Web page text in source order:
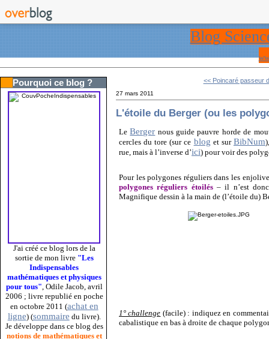
Blog
Pourquoi ce blog ?
J'ai créé ce blog lors de la
sortie de mon livre "Les
Indispensables
mathématiques et physiques
pour tous", Odile Jacob, avril
2006 ; livre republié en poche
en octobre 2011 (achat en
ligne) (sommaire du livre).
Je développe dans ce blog des
notions de mathématiques et
<< Poincaré passeur
27 mars 2011
L'étoile du Berger (ou les
LeBerger nous guide pauvre horde de
cercles du tore (sur ce blog et sur BibNum
rue, mais à l’inverse d’ici) pour voir des
Pour les polygones réguliers dans les
polygones réguliers étoilés– il n’est donc
Magnifique dessin à la main de (l’étoile du)
1° challenge (facile) : indiquez en
cabalistique en bas à droite de chaque